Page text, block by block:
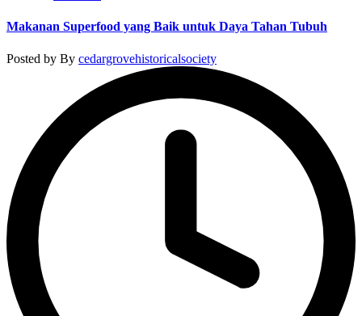
Makanan Superfood yang Baik untuk Daya Tahan Tubuh
Posted by By cedargrovehistoricalsociety